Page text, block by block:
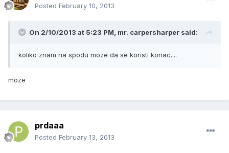
Posted February 10, 2013
On 2/10/2013 at 5:23 PM, mr. carpersharper said:
koliko znam na spodu moze da se koristi konac....
moze
prdaaa
Posted February 13, 2013